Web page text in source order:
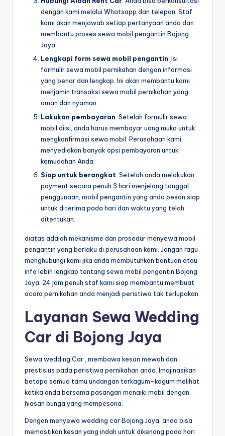
dengan kami melalui Whatsapp dan telepon. Staf
kami akan menjawab setiap pertanyaan anda dan
membantu proses sewa mobil pengantin Bojong
Jaya.
Lengkapi form sewa mobil pengantin: Isi
formulir sewa mobil pernikahan dengan informasi
yang benar dan lengkap. Ini akan membantu kami
menjamin transaksi sewa mobil pernikahan yang
aman dan nyaman.
Lakukan pembayaran: Setelah formulir sewa
mobil diisi, anda harus membayar uang muka untuk
mengkonfirmasi sewa mobil. Perusahaan kami
menyediakan banyak opsi pembayaran untuk
kemudahan Anda.
Siap untuk berangkat: Setelah anda melakukan
payment secara penuh 3 hari menjelang tanggal
penggunaan, mobil pengantin yang anda pesan siap
untuk diterima pada hari dan waktu yang telah
ditentukan.
diatas adalah mekanisme dan prosedur menyewa mobil
pengantin yang berlaku di perusahaan kami. Jangan ragu
menghubungi kami jika anda membutuhkan bantuan atau
info lebih lengkap tentang sewa mobil pengantin Bojong
Jaya. 24 jam penuh staf kami siap membantu membuat
acara pernikahan anda menjadi peristiwa tak terlupakan.
Layanan Sewa Wedding
Car di Bojong Jaya
Sewa wedding Car , membawa kesan mewah dan
prestisius pada peristiwa pernikahan anda. Imajinasikan
betapa semua tamu undangan terkagum-kagum melihat
ketika anda bersama pasangan menaiki mobil dengan
hiasan bunga yang mempesona.
Dengan menyewa wedding car Bojong Jaya, anda bisa
memastikan kesan yang indah untuk dikenang pada hari